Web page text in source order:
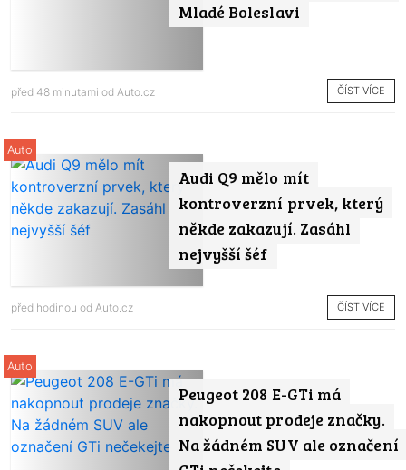
Mladé Boleslavi
před 48 minutami od Auto.cz ČÍST VÍCE
Audi Q9 mělo mít
kontroverzní prvek, který
někde zakazují. Zasáhl
nejvyšší šéf
Auto
před hodinou od Auto.cz ČÍST VÍCE
Peugeot 208 E-GTi má
nakopnout prodeje značky.
Na žádném SUV ale označení
Auto